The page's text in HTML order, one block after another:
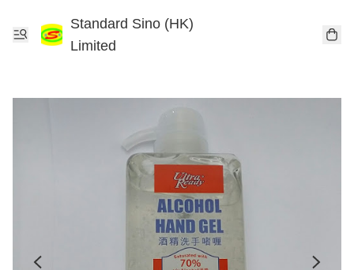
Standard Sino (HK)
Limited